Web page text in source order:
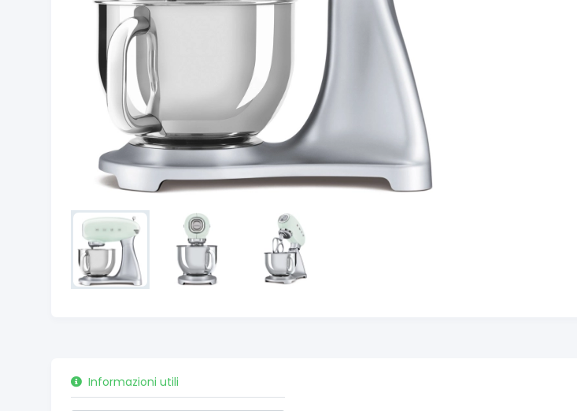
Informazioni utili